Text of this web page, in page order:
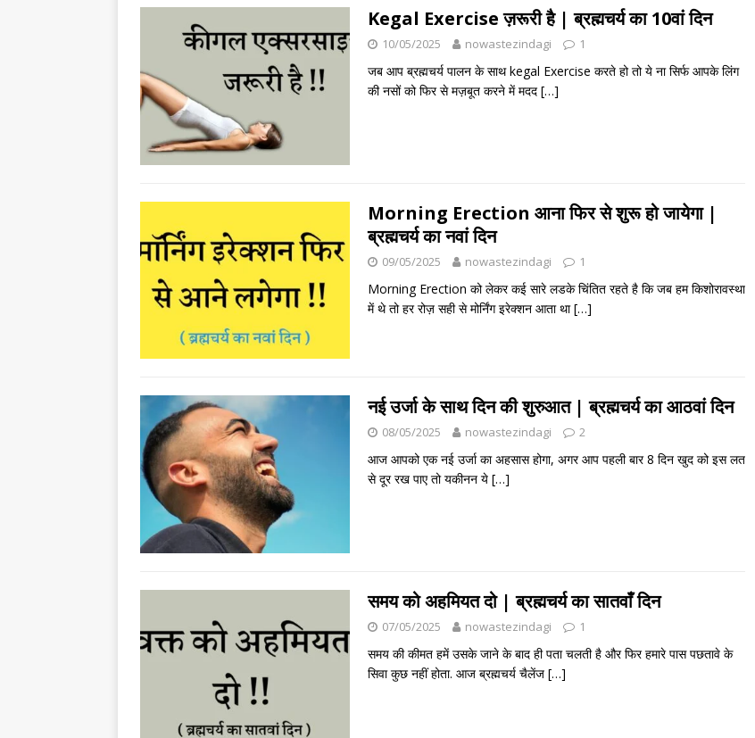
Kegal Exercise ज़रूरी है | ब्रह्मचर्य का 10वां दिन
10/05/2025 nowastezindagi 1
जब आप ब्रह्मचर्य पालन के साथ kegal Exercise करते हो तो ये ना सिर्फ आपके लिंग
की नसों को फिर से मज़बूत करने में मदद […]
Morning Erection आना फिर से शुरू हो जायेगा |
ब्रह्मचर्य का नवां दिन
09/05/2025 nowastezindagi 1
Morning Erection को लेकर कई सारे लडके चिंतित रहते है कि जब हम किशोरावस्था
में थे तो हर रोज़ सही से मोर्निंग इरेक्शन आता था[…]
नई उर्जा के साथ दिन की शुरुआत | ब्रह्मचर्य का आठवां दिन
08/05/2025 nowastezindagi 2
आज आपको एक नई उर्जा का अहसास होगा, अगर आप पहली बार 8 दिन खुद को इस लत
से दूर रख पाए तो यकीनन ये […]
समय को अहमियत दो | ब्रह्मचर्य का सातवाँ दिन
07/05/2025 nowastezindagi 1
समय की कीमत हमें उसके जाने के बाद ही पता चलती है और फिर हमारे पास पछतावे के
सिवा कुछ नहीं होता. आज ब्रह्मचर्य चैलेंज […]